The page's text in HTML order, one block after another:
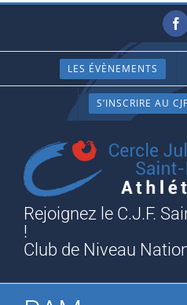
Passer
contenu
LES ÉVÈNEMENTS
S’INSCRIRE AU
Rejoignez le C.J.F.
!
Club de Niveau